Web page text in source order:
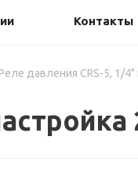
Контакты
Реле давления CRS-5, 1/